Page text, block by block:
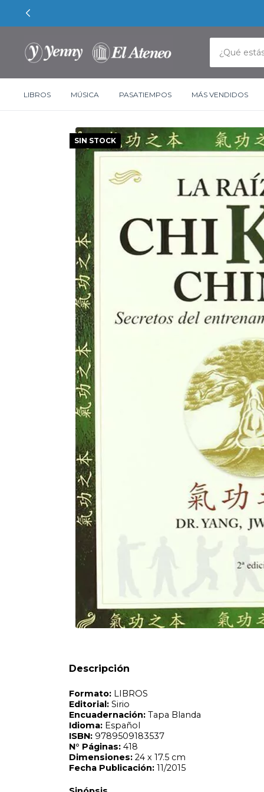
LIBROS MÚSICA PASATIEMPOS MÁS VENDIDOS
SIN STOCK
Descripción
Encuadernación:
Español
9789509183537
Páginas:
418
Dimensiones:24 x 17.5 cm